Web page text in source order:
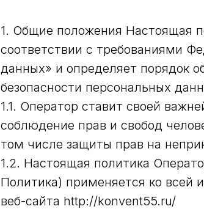
1. Общие положения Настоящая
соответствии с требованиями
данных» и определяет порядок
безопасности персональных
1.1. Оператор ставит своей
соблюдение прав и свобод
том числе защиты прав на
1.2. Настоящая политика
Политика) применяется ко всей
веб-сайта http://konvent55.ru/